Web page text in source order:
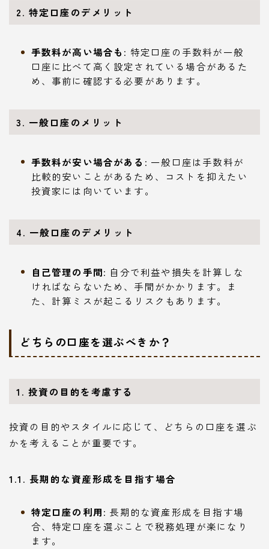
2. 特定口座のデメリット
手数料が高い場合も : 特定口座の手数料が一般
口座に比べて高く設定されている場合があるた
め、事前に確認する必要があります。
3. 一般口座のメリット
手数料が安い場合がある : 一般口座は手数料が
比較的安いことがあるため、コストを抑えたい
投資家には向いています。
4. 一般口座のデメリット
自己管理の手間: 自分で利益や損失を計算しな
ければならないため、手間がかかります。ま
た、計算ミスが起こるリスクもあります。
どちらの口座を選ぶべきか？
1. 投資の目的を考慮する
投資の目的やスタイルに応じて、どちらの口座を選ぶ
かを考えることが重要です。
1.1. 長期的な資産形成を目指す場合
特定口座の利用: 長期的な資産形成を目指す場
合、特定口座を選ぶことで税務処理が楽になり
ます。